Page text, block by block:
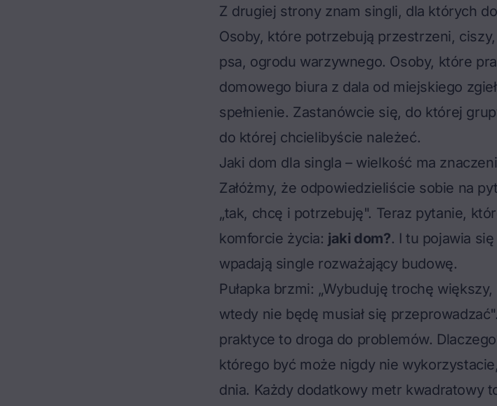
Z drugiej strony znam singli, dla których
Osoby, które potrzebują przestrzeni,
psa, ogrodu warzywnego. Osoby, które
domowego biura z dala od miejskiego
spełnienie. Zastanówcie się, do której
do której chcielibyście należeć.
Jaki dom dla singla – wielkość ma
Załóżmy, że odpowiedzieliście sobie na
„tak, chcę i potrzebuję". Teraz pytanie,
komforcie życia: jaki dom?. I tu pojawia
wpadają single rozważający budowę.
Pułapka brzmi: „Wybuduję trochę
wtedy nie będę musiał się
praktyce to droga do problemów.
którego być może nigdy nie
dnia. Każdy dodatkowy metr kwadratowy